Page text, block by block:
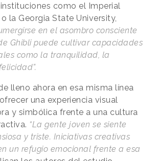
como el Imperial
la Georgia State University,
en el asombro consciente
Ghibli puede cultivar capacidades
como la tranquilidad, la
lleno ahora en esa misma línea
una experiencia visual
y simbólica frente a una cultura
“La gente joven se siente
y triste. Iniciativas creativas
un refugio emocional frente a esa